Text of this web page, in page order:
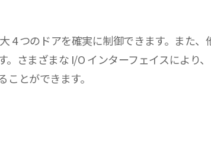
4 つのドアを確実に制御できます。また
。さまざまな I/O インターフェイスにより
とができます。